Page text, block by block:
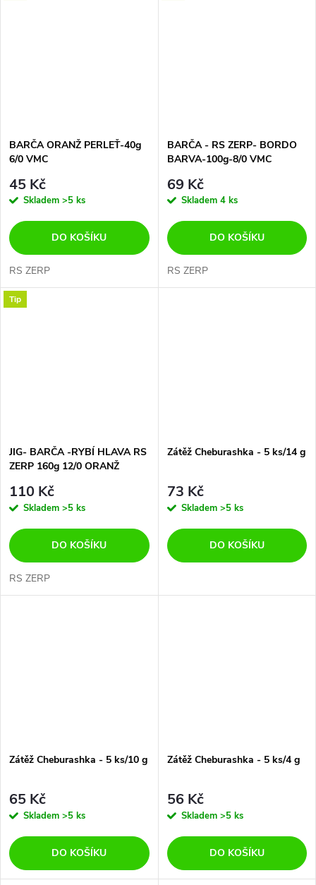
BARČA ORANŽ PERLEŤ-40g
6/0 VMC
45 Kč
Skladem >5 ks
DO KOŠÍKU
RS ZERP
BARČA - RS ZERP- BORDO
BARVA-100g-8/0 VMC
69 Kč
Skladem 4 ks
DO KOŠÍKU
RS ZERP
Tip
JIG- BARČA -RYBÍ HLAVA RS
ZERP 160g 12/0 ORANŽ
110 Kč
Skladem >5 ks
DO KOŠÍKU
RS ZERP
Zátěž Cheburashka - 5 ks/14 g
73 Kč
Skladem >5 ks
DO KOŠÍKU
Zátěž Cheburashka - 5 ks/10 g
65 Kč
Skladem >5 ks
DO KOŠÍKU
Zátěž Cheburashka - 5 ks/4 g
56 Kč
Skladem >5 ks
DO KOŠÍKU